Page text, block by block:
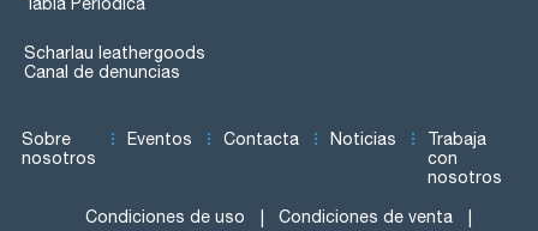
Tabla Periódica
Scharlau leathergoods
Canal de denuncias
Sobre
nosotros
Eventos Contacta Noticias
Trabaja
con
nosotros
Condiciones de uso Condiciones de venta